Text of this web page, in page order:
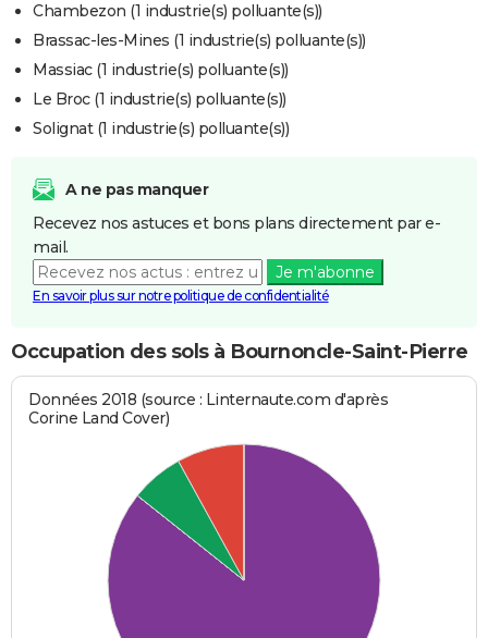
Chambezon (1 industrie(s) polluante(s))
Brassac-les-Mines (1 industrie(s) polluante(s))
Massiac (1 industrie(s) polluante(s))
Le Broc (1 industrie(s) polluante(s))
Solignat (1 industrie(s) polluante(s))
A ne pas manquer
Recevez nos astuces et bons plans directement par e-
mail.
Je m'abonne
En savoir plus sur notre politique de confidentialité
Occupation des sols à Bournoncle-Saint-Pierre
Données 2018 (source : Linternaute.com d'après
Corine Land Cover)